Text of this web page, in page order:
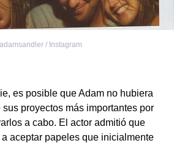
adamsandler / Instagram
es posible que Adam no hubiera
proyectos más importantes por
a cabo. El actor admitió que
aceptar papeles que inicialmente